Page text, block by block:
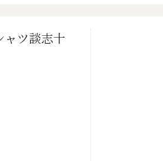
ャツ談志十